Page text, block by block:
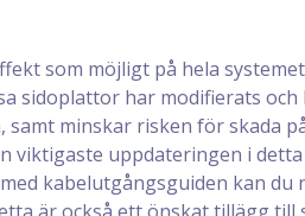
som möjligt på hela
sidoplattor har modifierats och
minskar risken för skada
viktigaste uppdateringen i
kabelutgångsguiden kan du